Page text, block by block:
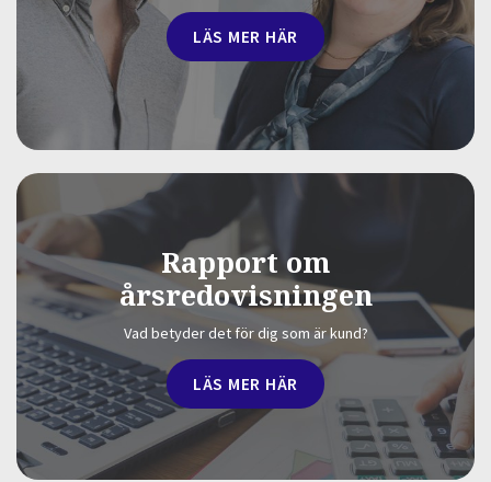
LÄS MER HÄR
Rapport om
årsredovisningen
Vad betyder det för dig som är kund?
LÄS MER HÄR